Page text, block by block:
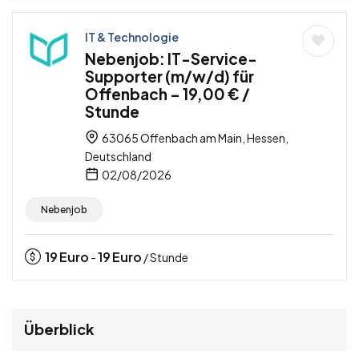
IT & Technologie
Nebenjob: IT-Service-
Supporter (m/w/d) für
Offenbach – 19,00 € /
Stunde
63065 Offenbach am Main, Hessen,
Deutschland
02/08/2026
Nebenjob
19Euro -19Euro / Stunde
Überblick